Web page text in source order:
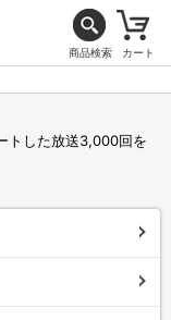
商品検索 カート
トした放送3,000回を